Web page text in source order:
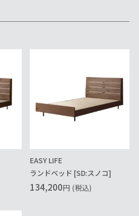
EASY LIFE
ランドベッド [SD:スノコ]
134,200円 (税込)